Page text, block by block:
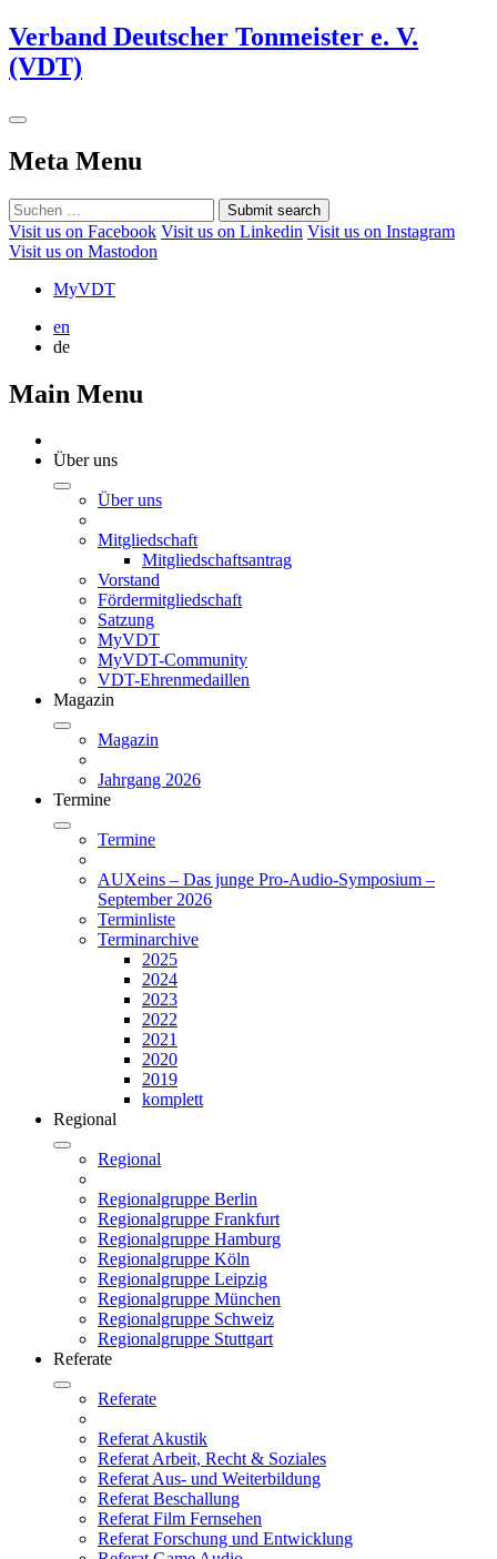
Verband Deutscher Tonmeister e. V.
(VDT)
Meta Menu
Submit search
Visit us on Facebook Visit us on Linkedin Visit us on Instagram
Visit us on Mastodon
MyVDT
en
de
Main Menu
Über uns
Über uns
Mitgliedschaft
Mitgliedschaftsantrag
Vorstand
Fördermitgliedschaft
Satzung
MyVDT
MyVDT-Community
VDT-Ehrenmedaillen
Magazin
Magazin
Jahrgang 2026
Termine
Termine
AUXeins – Das junge Pro-Audio-Symposium –
September 2026
Terminliste
Terminarchive
2025
2024
2023
2022
2021
2020
2019
komplett
Regional
Regional
Regionalgruppe Berlin
Regionalgruppe Frankfurt
Regionalgruppe Hamburg
Regionalgruppe Köln
Regionalgruppe Leipzig
Regionalgruppe München
Regionalgruppe Schweiz
Regionalgruppe Stuttgart
Referate
Referate
Referat Akustik
Referat Arbeit, Recht & Soziales
Referat Aus- und Weiterbildung
Referat Beschallung
Referat Film Fernsehen
Referat Forschung und Entwicklung